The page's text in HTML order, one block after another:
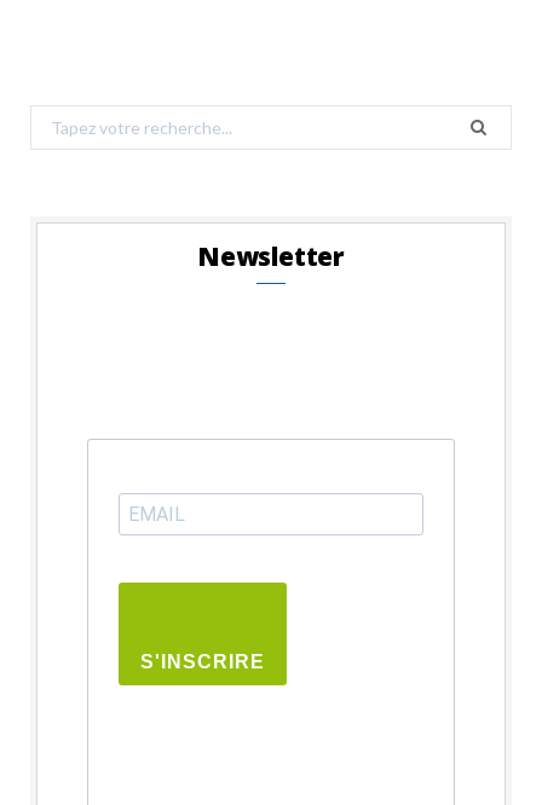
Search
for:
Newsletter
S'INSCRIRE